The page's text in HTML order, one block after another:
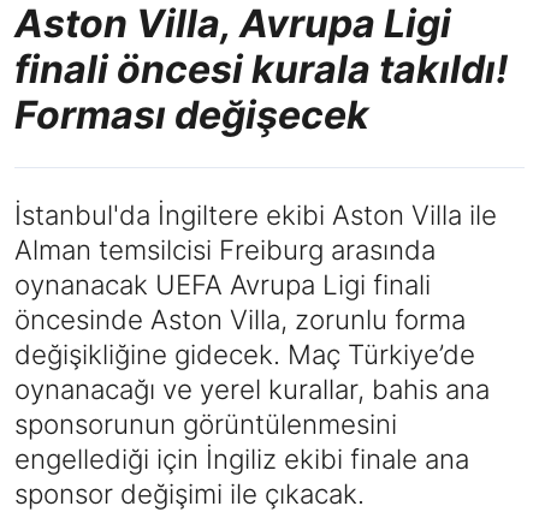
Aston Villa, Avrupa Ligi
finali öncesi kurala takıldı!
Forması değişecek
İstanbul'da İngiltere ekibi Aston Villa ile
Alman temsilcisi Freiburg arasında
oynanacak UEFA Avrupa Ligi finali
öncesinde Aston Villa, zorunlu forma
değişikliğine gidecek. Maç Türkiye’de
oynanacağı ve yerel kurallar, bahis ana
sponsorunun görüntülenmesini
engellediği için İngiliz ekibi finale ana
sponsor değişimi ile çıkacak.